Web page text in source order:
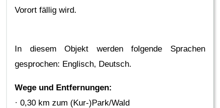
Vorort fällig wird.
In diesem Objekt werden folgende Sprachen
gesprochen: Englisch, Deutsch.
Wege und Entfernungen:
· 0,30 km zum (Kur-)Park/Wald